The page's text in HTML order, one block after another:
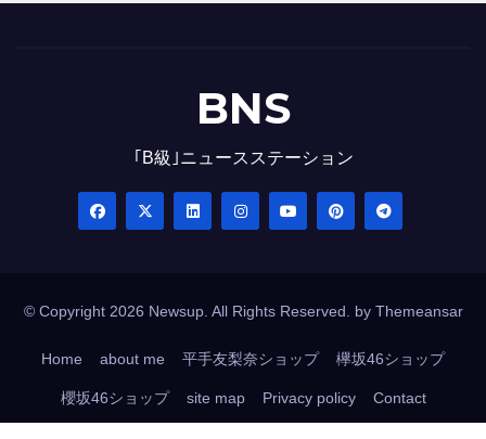
BNS
｢B級｣ニュースステーション
© Copyright 2026 Newsup. All Rights Reserved. by Themeansar
Home about me 平手友梨奈ショップ 欅坂46ショップ
櫻坂46ショップ site map Privacy policy Contact